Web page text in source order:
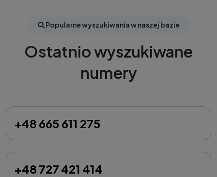
Popularne wyszukiwania w naszej bazie
Ostatnio wyszukiwane
numery
+48 665 611 275
+48 727 421 414